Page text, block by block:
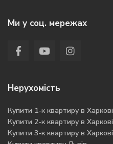
Ми у соц. мережах
Нерухомість
Купити 1-к квартиру в Харкові
Купити 2-к квартиру в Харкові
Купити 3-к квартиру в Харкові